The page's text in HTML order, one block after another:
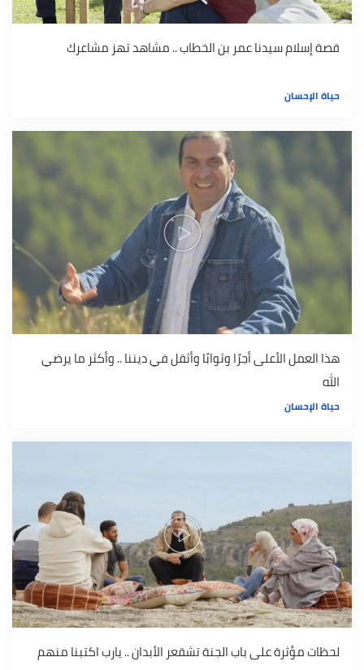
قصة إسلام سيدنا عمر بن الخطاب .. مشاهد تهز مشاعرك
حياة الإحسان
هذا العمل الأعلى أجرًا وثوابًا وأثقل في ديننا .. وأكثر ما يرضي
الله
حياة الإحسان
لحظات مؤثرة على باب الجنة تشقعر الأبدان .. يارب اكتبنا منهم